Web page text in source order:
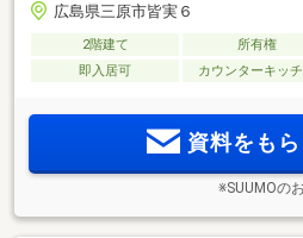
広島県三原市皆実６
2階建て 所有権
即入居可
カウンターキッ
資料をも
※SUUMOの